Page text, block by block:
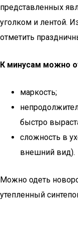
представленных
уголком и лентой.
отметить
К минусам можно
маркость;
быстро
сложность в
внешний вид).
Можно одеть
утепленный